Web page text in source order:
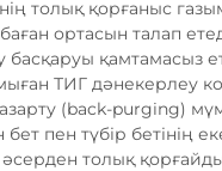
толық қорғаныс
ортасын талап
қамтамасыз
ТИГ дәнекерлеу
(back-purging)
пен түбір бетінің
толық